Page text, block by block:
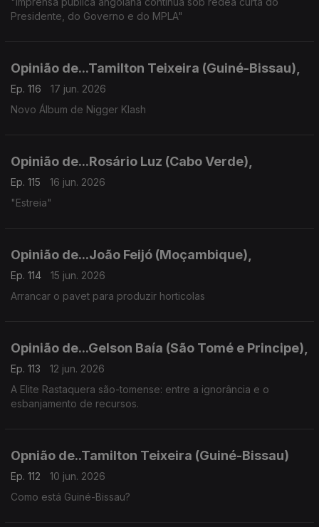
Presidente, do Governo e do MPLA"
Opinião de...Tamilton Teixeira (Guiné-Bissau),
Ep. 116
17 jun. 2026
Novo Álbum de Nigger Klash
Opinião de...Rosário Luz (Cabo Verde),
Ep. 115
16 jun. 2026
"Estreia"
Opinião de...João Feijó (Moçambique),
Ep. 114
15 jun. 2026
Arrancar o pavet para produzir horticolas
Opinião de...Gelson Baía (São Tomé e Principe),
Ep. 113
12 jun. 2026
A Elite Rastaquera são-tomense: entre a ignorância e o
esbanjamento de recursos.
Opnião de..Tamilton Teixeira (Guiné-Bissau)
Ep. 112
10 jun. 2026
Como está Guiné-Bissau?